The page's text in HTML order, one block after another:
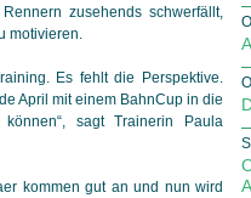
zusehends schwerfällt,
motivieren.
Es fehlt die Perspektive.
April mit einem BahnCup in die
können“, sagt Trainerin Paula
kommen gut an und nun wird